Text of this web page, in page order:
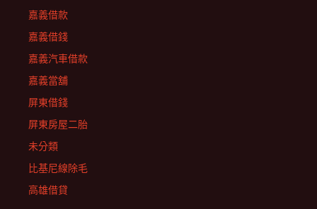
嘉義借款
嘉義借錢
嘉義汽車借款
嘉義當舖
屏東借錢
屏東房屋二胎
未分類
比基尼線除毛
高雄借貸